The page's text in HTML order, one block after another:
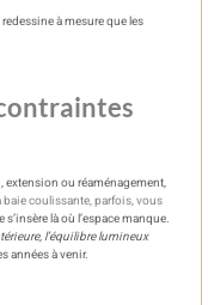
à mesure que les
extension ou réaménagement,
baie coulissante, parfois, vous
là où l’espace manque.
l’équilibre lumineux
années à venir.